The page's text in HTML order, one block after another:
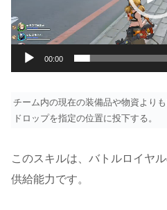
ヤ
ー
00:00
チーム内の現在の装備品や物資より
ドロップを指定の位置に投下する。
このスキルは、バトルロイヤ
供給能力です。